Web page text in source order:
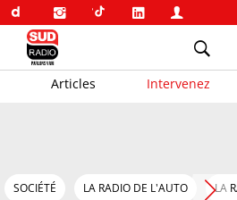
Articles Intervenez
SOCIÉTÉ LA RADIO DE L'AUTO LA